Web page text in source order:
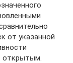
от указанной
открытым.